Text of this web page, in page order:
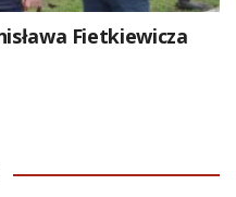
Fietkiewicza